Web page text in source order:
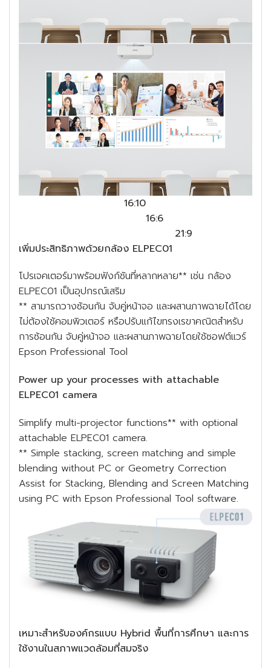
16:10
16:6
21:9
เพิ่มประสิทธิภาพด้วยกล้อง ELPEC01
โปรเจคเตอร์มาพร้อมฟังก์ชันที่หลากหลาย** เช่น กล้อง
ELPEC01 เป็นอุปกรณ์เสริม
** สามารถวางซ้อนกัน จับคู่หน้าจอ และผสานภาพฉายได้โดย
ไม่ต้องใช้คอมพิวเตอร์ หรือปรับแก้ไขทรงเรขาคณิตสำหรับ
การซ้อนกัน จับคู่หน้าจอ และผสานภาพฉายโดยใช้ซอฟต์แวร์
Epson Professional Tool
Power up your processes with attachable
ELPEC01 camera
Simplify multi-projector functions** with optional
attachable ELPEC01 camera.
** Simple stacking, screen matching and simple
blending without PC or Geometry Correction
Assist for Stacking, Blending and Screen Matching
using PC with Epson Professional Tool software.
เหมาะสำหรับองค์กรแบบ Hybrid พื้นที่การศึกษา และการ
ใช้งานในสภาพแวดล้อมที่สมจริง